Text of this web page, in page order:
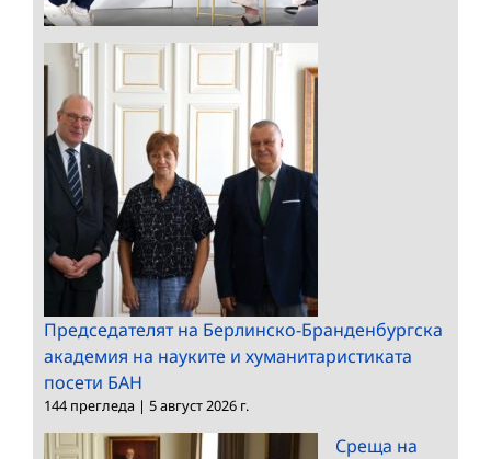
Председателят на Берлинско-Бранденбургска
академия на науките и хуманитаристиката
посети БАН
144 прегледа | 5 август 2026 г.
Среща на